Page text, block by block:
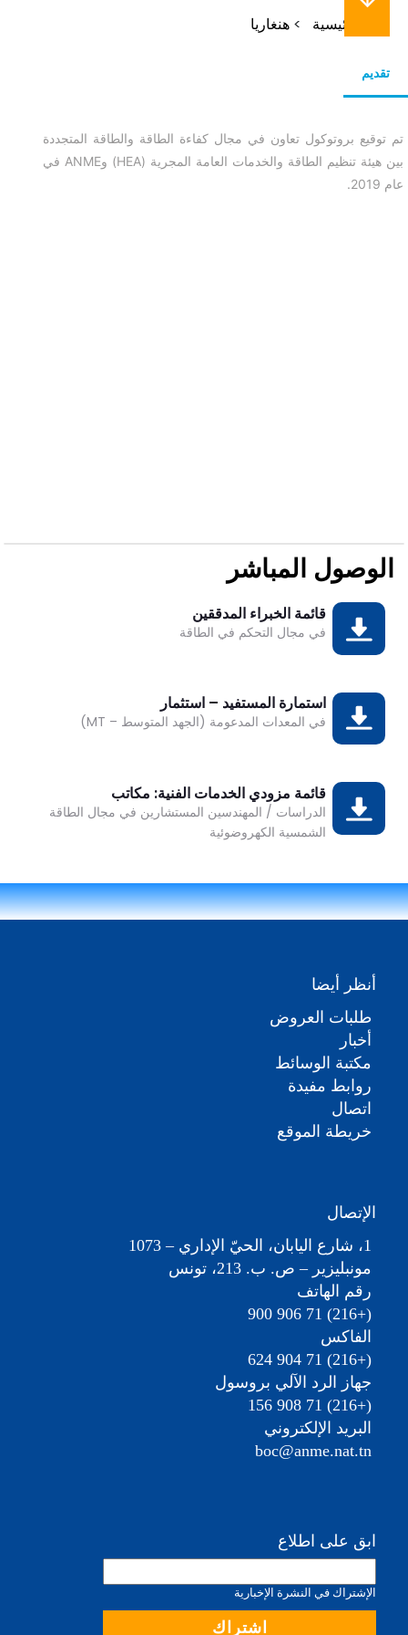
مسار
التنقل
الرئيسية هنغاريا
تقديم
تم توقيع بروتوكول تعاون في مجال كفاءة الطاقة والطاقة المتجددة
بين هيئة تنظيم الطاقة والخدمات العامة المجرية (HEA) وANME في
عام 2019.
الوصول المباشر
تحميل قائمة الخبراء المدققين
في مجال التحكم في الطاقة
تحميل استمارة المستفيد – استثمار
في المعدات المدعومة (الجهد المتوسط – MT)
تحميل قائمة مزودي الخدمات الفنية: مكاتب
الدراسات / المهندسين المستشارين في مجال الطاقة
الشمسية الكهروضوئية
أنظر أيضا
طلبات العروض
أخبار
مكتبة الوسائط
روابط مفيدة
اتصال
خريطة الموقع
الإتصال
1، شارع اليابان، الحيّ الإداري – 1073
مونبليزير – ص. ب. 213، تونس
رقم الهاتف
(+216) 71 906 900
الفاكس
(+216) 71 904 624
جهاز الرد الآلي بروسول
(+216) 71 908 156
البريد الإلكتروني
boc@anme.nat.tn
ابق على اطلاع
الإشتراك في النشرة الإخبارية
DESK